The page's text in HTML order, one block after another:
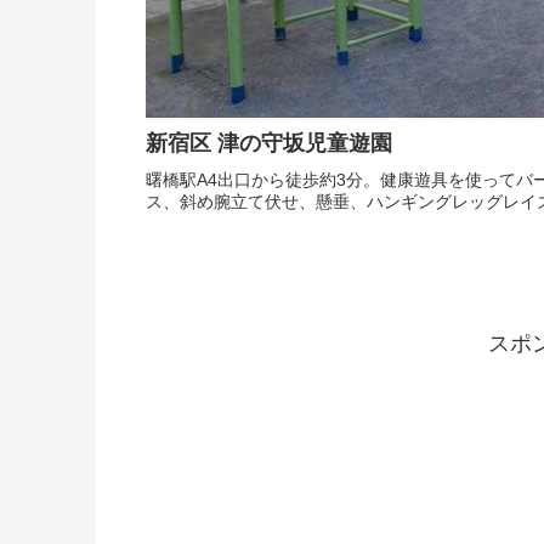
新宿区 津の守坂児童遊園
曙橋駅A4出口から徒歩約3分。健康遊具を使って
ス、斜め腕立て伏せ、懸垂、ハンギングレッグレ
スポ